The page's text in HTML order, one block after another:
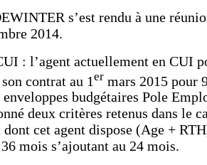
s’est rendu à une
2014.
: l’agent actuellement en CUI
contrat au 1er mars 2015 pour
budgétaires Pole
deux critères retenus dans le
cet agent dispose (Age +
mois s’ajoutant au 24 mois.